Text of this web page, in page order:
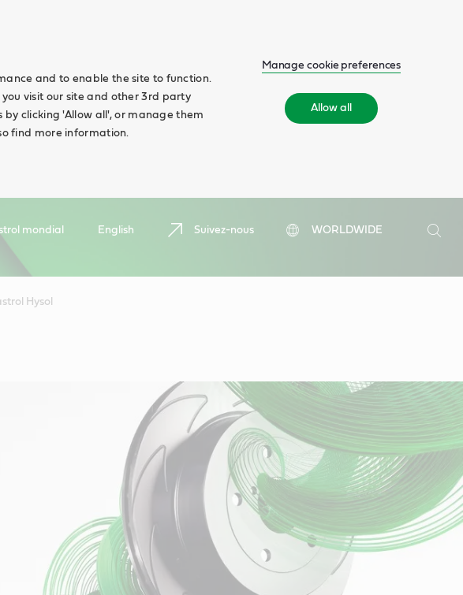
and to enable the site to function.
visit our site and other 3rd party
by clicking 'Allow all', or manage them
find more information.
Manage cookie preferences
Allow all
mondial English Suivez-nous
WORLDWIDE
Search
Hysol